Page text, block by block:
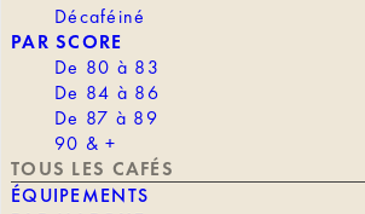
Décaféiné
PAR SCORE
De 80 à 83
De 84 à 86
De 87 à 89
90 & +
TOUS LES CAFÉS
ÉQUIPEMENTS